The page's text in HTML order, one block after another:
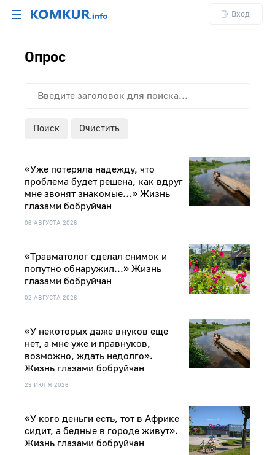
☰ Вход
Опрос
Поиск Очистить
06 АВГУСТА 2026
«Уже потеряла надежду, что
проблема будет решена, как вдруг
мне звонят знакомые…» Жизнь
глазами бобруйчан
02 АВГУСТА 2026
«Травматолог сделал снимок и
попутно обнаружил...» Жизнь
глазами бобруйчан
23 ИЮЛЯ 2026
«У некоторых даже внуков еще
нет, а мне уже и правнуков,
возможно, ждать недолго».
Жизнь глазами бобруйчан
«У кого деньги есть, тот в Африке
сидит, а бедные в городе живут».
Жизнь глазами бобруйчан